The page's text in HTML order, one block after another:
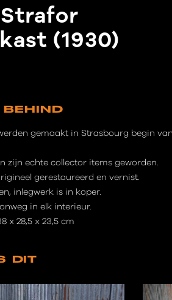
(1930)
BEHIND
gemaakt in Strasbourg begin
zijn echte collector items geworden.
gerestaureerd en vernist.
inlegwerk is in koper.
in elk interieur.
x 28,5 x 23,5 cm
DIT